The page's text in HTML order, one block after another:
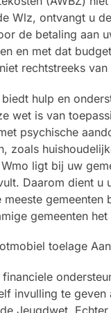
Wlz, ontvangt u
de betaling aan
en met dat
rechtstreeks
hulp en
wet is van
psychische
zoals
ligt bij uw
Daarom dient
gemeenten
invulling te
Jeugdwet.